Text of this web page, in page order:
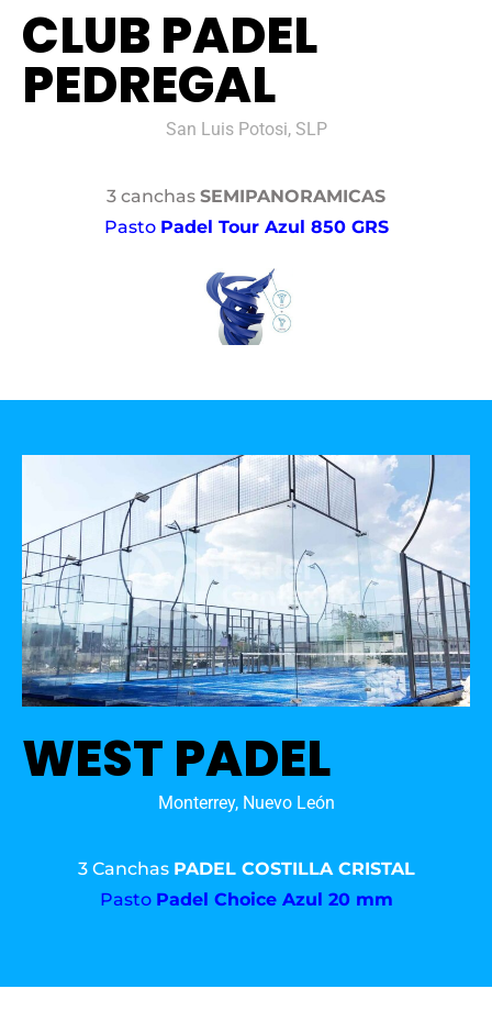
CLUB PADEL
PEDREGAL
San Luis Potosi, SLP
3 canchas SEMIPANORAMICAS
Pasto Padel Tour Azul 850 GRS
WEST PADEL
Monterrey, Nuevo León
3 Canchas PADEL COSTILLA CRISTAL
Pasto Padel Choice Azul 20 mm